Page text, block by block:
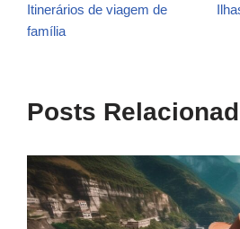
Itinerários de viagem de
família
Posts